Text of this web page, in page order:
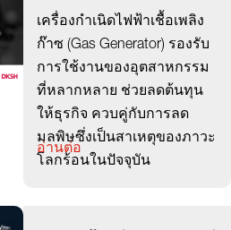
เครื่องกำเนิดไฟฟ้าเชื้อเพลิง
ก๊าซ (Gas Generator) รองรับ
การใช้งานของอุตสาหกรรม
ที่หลากหลาย ช่วยลดต้นทุน
ให้ธุรกิจ ควบคู่กับการลด
มลพิษซึ่งเป็นสาเหตุของภาวะ
โลกร้อนในปัจจุบัน
อ่านต่อ